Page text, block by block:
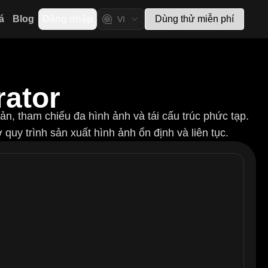
Blog VI Dùng thử miễn phí
tham chiếu đa hình ảnh và tái cấu trúc phức tạp.
trình sản xuất hình ảnh ổn định và liên tục.